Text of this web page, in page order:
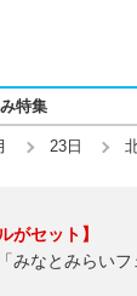
特集
23日
がセット】
みなとみらい